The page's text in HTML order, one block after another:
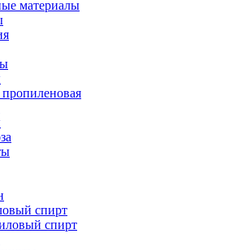
материалы
спирт
спирт